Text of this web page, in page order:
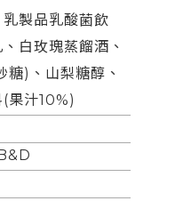
製品乳酸菌飲
白玫瑰蒸餾酒、
糖)、山梨糖醇、
果汁10%)